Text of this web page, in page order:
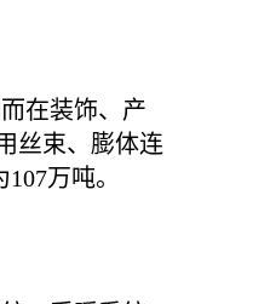
在装饰、产
丝束、膨体连
万吨。